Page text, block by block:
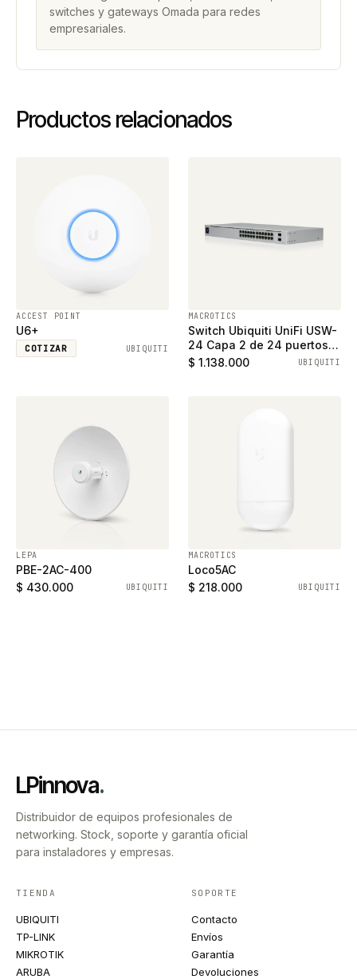
switches y gateways Omada para redes
empresariales.
Productos relacionados
ACCEST POINT
U6+
COTIZAR UBIQUITI
MACROTICS
Switch Ubiquiti UniFi USW-
24 Capa 2 de 24 puertos
ethernet gigabit y 2
$ 1.138.000 UBIQUITI
LEPA
PBE-2AC-400
$ 430.000
UBIQUITI
MACROTICS
Loco5AC
$ 218.000
UBIQUITI
LPinnova.
Distribuidor de equipos profesionales de
networking. Stock, soporte y garantía oficial
para instaladores y empresas.
TIENDA
UBIQUITI
TP-LINK
MIKROTIK
ARUBA
SOPORTE
Contacto
Envíos
Garantía
Devoluciones